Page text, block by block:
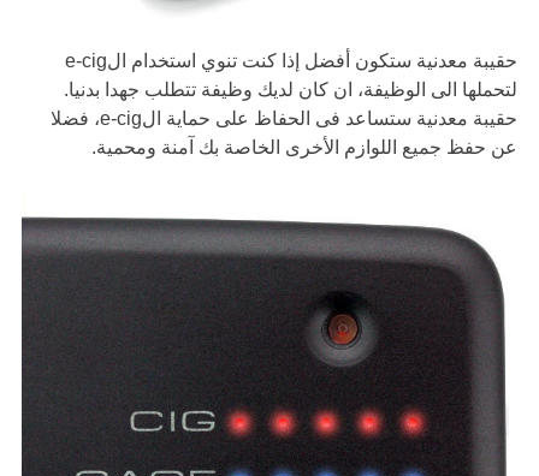
حقيبة معدنية ستكون أفضل إذا كنت تنوي استخدام الe-cig
لتحملها الى الوظيفة، ان كان لديك وظيفة تتطلب جهدا بدنيا.
حقيبة معدنية ستساعد فى الحفاظ على حماية الe-cig، فضلا
عن حفظ جميع اللوازم الأخرى الخاصة بك آمنة ومحمية.